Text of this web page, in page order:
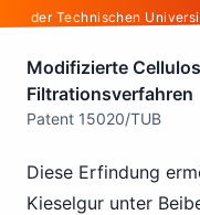
der Technischen
Modifizierte
Filtrationsverfahren
Patent 15020/TUB
Diese Erfindung
Kieselgur unter